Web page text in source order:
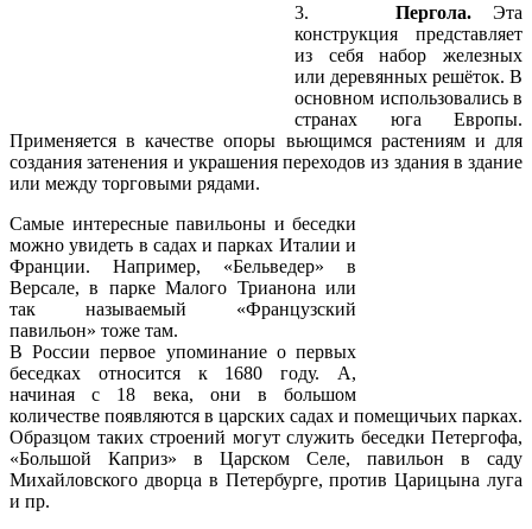
3. Пергола.Эта
конструкция представляет
из себя набор железных
или деревянных решёток. В
основном использовались в
странах юга Европы.
Применяется в качестве опоры вьющимся растениям и для
создания затенения и украшения переходов из здания в здание
или между торговыми рядами.
Самые интересные павильоны и беседки
можно увидеть в садах и парках Италии и
Франции. Например, «Бельведер» в
Версале, в парке Малого Трианона или
так называемый «Французский
павильон» тоже там.
В России первое упоминание о первых
беседках относится к 1680 году. А,
начиная с 18 века, они в большом
количестве появляются в царских садах и помещичьих парках.
Образцом таких строений могут служить беседки Петергофа,
«Большой Каприз» в Царском Селе, павильон в саду
Михайловского дворца в Петербурге, против Царицына луга
и пр.